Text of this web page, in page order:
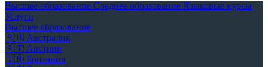
Высшее образование Среднее образование Языковые курсы
Услуги
Высшее образование
🇦🇺 Австралия
🇦🇹 Австрия
🇬🇧 Британия